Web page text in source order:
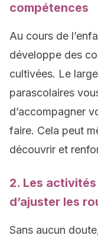
compétences
Au cours de
développe des
cultivées. Le
parascolaires
d’accompagner
faire. Cela peut
découvrir et
2. Les
d’ajuster les
Sans aucun